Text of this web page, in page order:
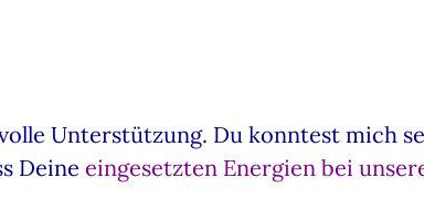
Unterstützung. Du konntest mich
Deine eingesetzten Energien bei